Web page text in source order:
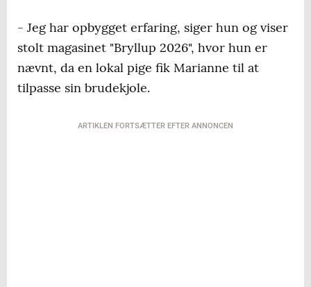
- Jeg har opbygget erfaring, siger hun og viser
stolt magasinet "Bryllup 2026", hvor hun er
nævnt, da en lokal pige fik Marianne til at
tilpasse sin brudekjole.
ARTIKLEN FORTSÆTTER EFTER ANNONCEN